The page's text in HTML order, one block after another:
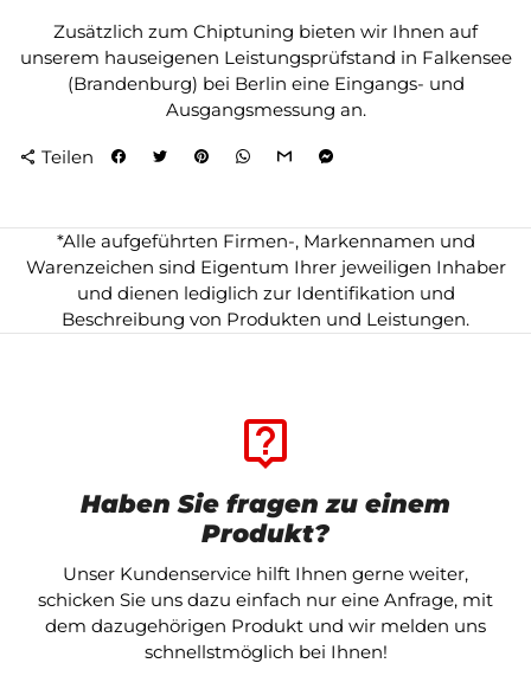
Zusätzlich zum Chiptuning bieten wir Ihnen auf
unserem hauseigenen Leistungsprüfstand in Falkensee
(Brandenburg) bei Berlin eine Eingangs- und
Ausgangsmessung an.
share Teilen
*Alle aufgeführten Firmen-, Markennamen und
Warenzeichen sind Eigentum Ihrer jeweiligen Inhaber
und dienen lediglich zur Identifikation und
Beschreibung von Produkten und Leistungen.
live_help
Haben Sie fragen zu einem
Produkt?
Unser Kundenservice hilft Ihnen gerne weiter,
schicken Sie uns dazu einfach nur eine Anfrage, mit
dem dazugehörigen Produkt und wir melden uns
schnellstmöglich bei Ihnen!